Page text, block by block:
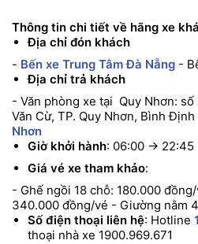
Thông tin chi tiết về hãng xe
Địa chỉ đón khách
- Bến xe Trung Tâm Đà Nẵng -
Địa chỉ trả khách
- Văn phòng xe tại Quy Nhơn: số
Văn Cừ, TP. Quy Nhơn, Bình Định
Nhơn
Giờ khởi hành: 06:00 → 22:45
Giá vé xe tham khảo:
- Ghế ngồi 18 chỗ: 180.000
340.000 đồng/vé - Giường nằm
Số điện thoại liên hệ: Hotline
thoại nhà xe 1900.969.671